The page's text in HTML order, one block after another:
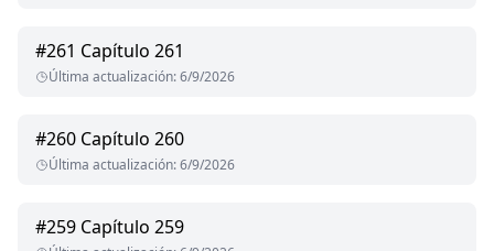
#261 Capítulo 261
Última actualización:6/9/2026
#260 Capítulo 260
Última actualización:6/9/2026
#259 Capítulo 259